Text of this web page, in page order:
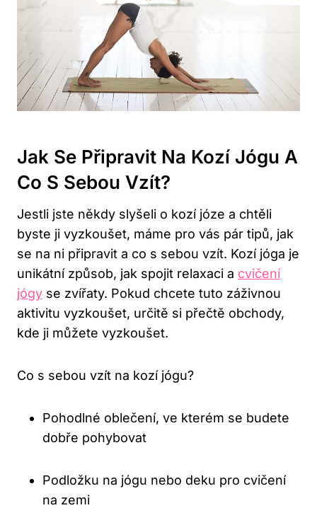
Jak ⁣se Připravit Na Kozí Jógu A
Co S Sebou Vzít?
Jestli jste někdy slyšeli o kozí józe a chtěli
byste ji vyzkoušet, máme pro vás pár ‌tipů, jak
se na​ ni připravit‌ a co s sebou vzít. Kozí jóga je
⁤unikátní způsob,‌ jak spojit relaxaci a⁣ cvičení
jógy se zvířaty. Pokud chcete tuto ​záživnou
aktivitu vyzkoušet, určitě si přečtě obchody,‍
kde ji můžete vyzkoušet.
Co s sebou vzít na kozí jógu?
Pohodlné oblečení, ve kterém se budete
dobře pohybovat
Podložku na jógu nebo deku pro cvičení
na zemi